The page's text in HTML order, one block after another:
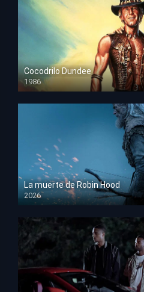
Cocodrilo Dundee
1986
HD 1080p
La muerte de Robin Hood
2026
HD 1080p